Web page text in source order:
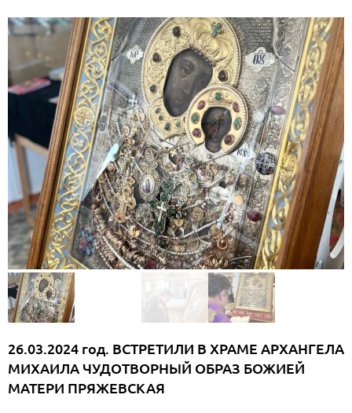
26.03.2024 год. ВСТРЕТИЛИ В ХРАМЕ АРХАНГЕЛА
МИХАИЛА ЧУДОТВОРНЫЙ ОБРАЗ БОЖИЕЙ
МАТЕРИ ПРЯЖЕВСКАЯ